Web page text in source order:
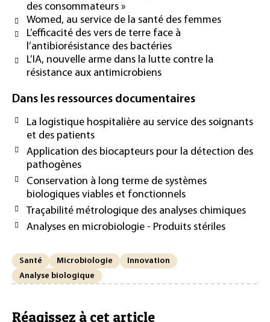
des consommateurs »
Womed, au service de la santé des femmes
L’efficacité des vers de terre face à
l’antibiorésistance des bactéries
L’IA, nouvelle arme dans la lutte contre la
résistance aux antimicrobiens
Dans les ressources documentaires
La logistique hospitalière au service des soignants
et des patients
Application des biocapteurs pour la détection des
pathogènes
Conservation à long terme de systèmes
biologiques viables et fonctionnels
Traçabilité métrologique des analyses chimiques
Analyses en microbiologie - Produits stériles
Santé Microbiologie
Innovation
Analyse biologique
Réagissez à cet article